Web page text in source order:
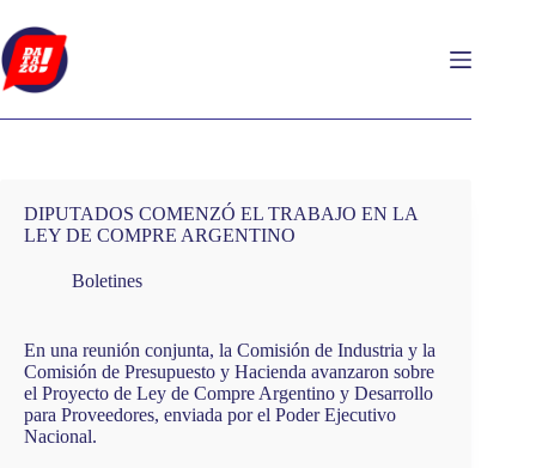
contenido
DIPUTADOS COMENZÓ EL TRABAJO EN LA
LEY DE COMPRE ARGENTINO
Boletines
En una reunión conjunta, la Comisión de Industria y la
Comisión de Presupuesto y Hacienda avanzaron sobre
el Proyecto de Ley de Compre Argentino y Desarrollo
para Proveedores, enviada por el Poder Ejecutivo
Nacional.